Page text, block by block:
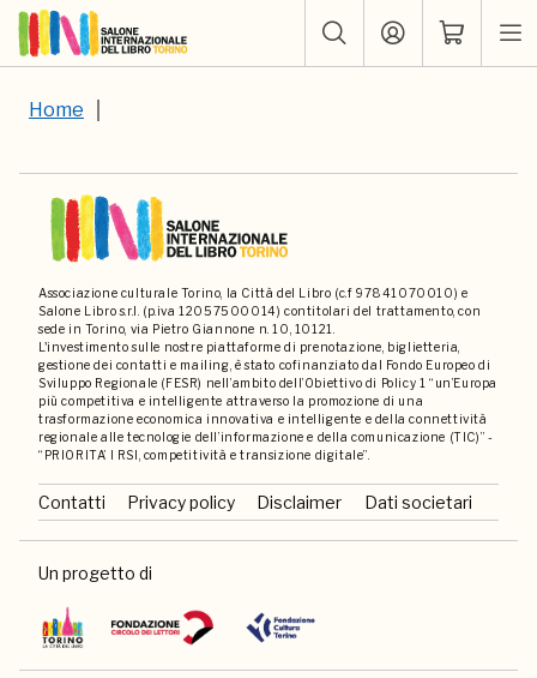
Home
Associazione culturale Torino, la Città del Libro (c.f 97841070010) e
Salone Libro s.r.l. (p.iva 12057500014) contitolari del trattamento, con
sede in Torino, via Pietro Giannone n. 10, 10121.
L'investimento sulle nostre piattaforme di prenotazione, biglietteria,
gestione dei contatti e mailing, è stato cofinanziato dal Fondo Europeo di
Sviluppo Regionale (FESR) nell’ambito dell’Obiettivo di Policy 1 “un’Europa
più competitiva e intelligente attraverso la promozione di una
trasformazione economica innovativa e intelligente e della connettività
regionale alle tecnologie dell’informazione e della comunicazione (TIC)” -
“PRIORITA’ I RSI, competitività e transizione digitale”.
Contatti Privacy policy Disclaimer Dati societari
Un progetto di